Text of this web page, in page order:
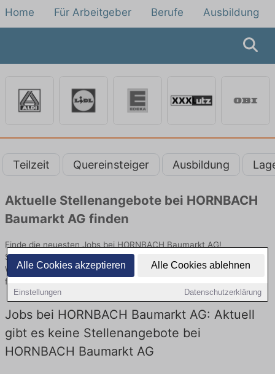
Alle Cookies akzeptieren Alle Cookies ablehnen
Einstellungen Datenschutzerklärung
Home Für Arbeitgeber Berufe Ausbildung
Teilzeit Quereinsteiger Ausbildung
Aktuelle Stellenangebote bei HORNBACH
Baumarkt AG finden
Finde die neuesten Jobs bei HORNBACH Baumarkt AG!
Stellenangebote im Verkauf, an der Kasse oder als
Warenverräumer. Jetzt bewerben und Arbeit auch als Minijob
finden!
Jobs bei HORNBACH Baumarkt AG: Aktuell
gibt es keine Stellenangebote bei
HORNBACH Baumarkt AG